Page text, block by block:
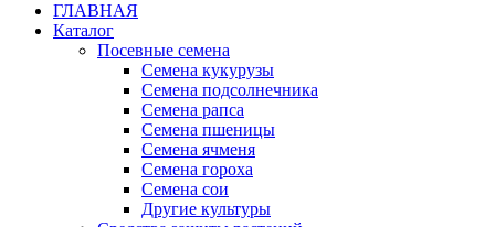
ГЛАВНАЯ
Каталог
Посевные семена
Семена кукурузы
Семена подсолнечника
Семена рапса
Семена пшеницы
Семена ячменя
Семена гороха
Семена сои
Другие культуры